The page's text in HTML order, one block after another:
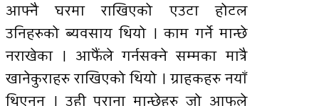
आफ्नै घरमा राखिएको एउटा होटल
उनिहरुको ब्यवसाय थियो । काम गर्ने मान्छे
नराखेका । आफैंले गर्नसक्ने सम्मका मात्रै
खानेकुराहरु राखिएको थियो । ग्राहकहरु नयाँ